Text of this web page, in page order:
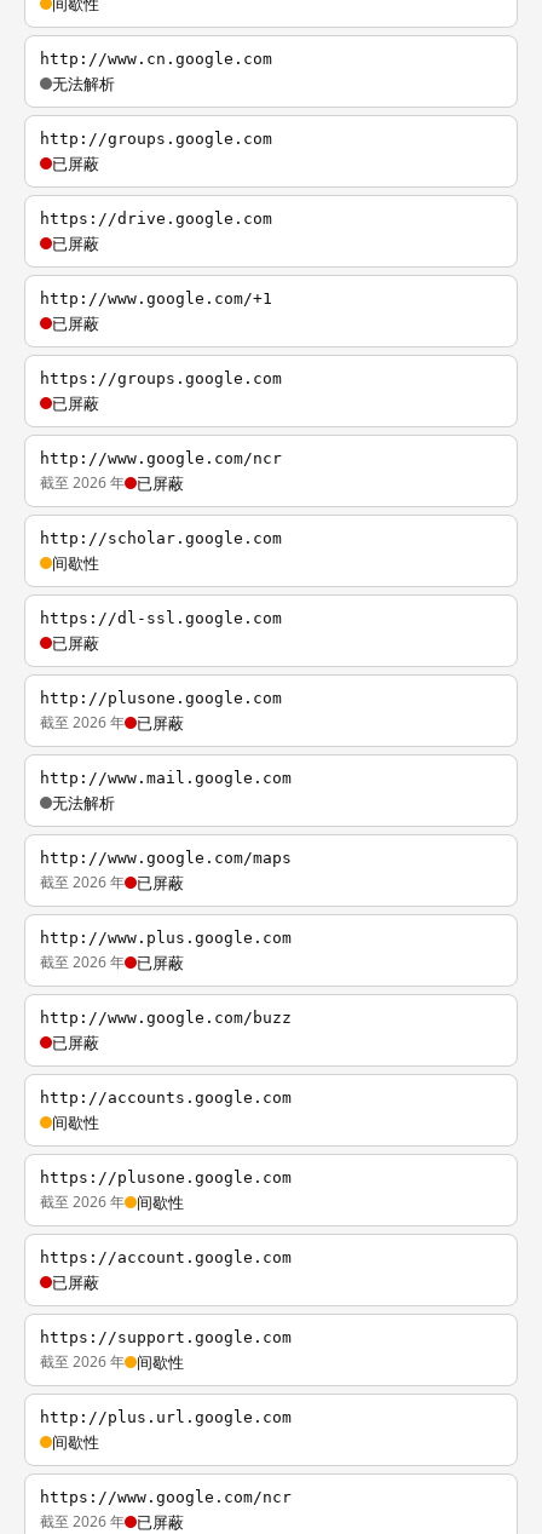
http://www.cn.google.com
无法解析
http://groups.google.com
已屏蔽
https://drive.google.com
已屏蔽
http://www.google.com/+1
已屏蔽
https://groups.google.com
已屏蔽
http://www.google.com/ncr
截至 2026 年 已屏蔽
http://scholar.google.com
间歇性
https://dl-ssl.google.com
已屏蔽
http://plusone.google.com
截至 2026 年 已屏蔽
http://www.mail.google.com
无法解析
http://www.google.com/maps
截至 2026 年 已屏蔽
http://www.plus.google.com
截至 2026 年 已屏蔽
http://www.google.com/buzz
已屏蔽
http://accounts.google.com
间歇性
https://plusone.google.com
截至 2026 年 间歇性
https://account.google.com
已屏蔽
https://support.google.com
截至 2026 年 间歇性
http://plus.url.google.com
间歇性
https://www.google.com/ncr
截至 2026 年 已屏蔽